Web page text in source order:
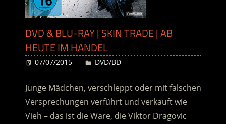
DVD & BLU-RAY | SKIN TRADE | AB
HEUTE IM HANDEL
07/07/2015 Desiree
DVD/BD
Junge Mädchen, verschleppt oder mit falschen
Versprechungen verführt und verkauft wie
Vieh – das ist die Ware, die Viktor Dragovic